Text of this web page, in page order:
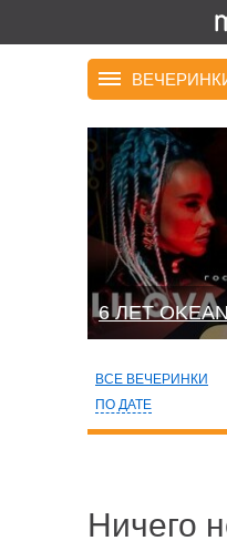
6 ЛЕТ
ВСЕ ВЕЧЕРИНКИ
ПО ДАТЕ
Ничего